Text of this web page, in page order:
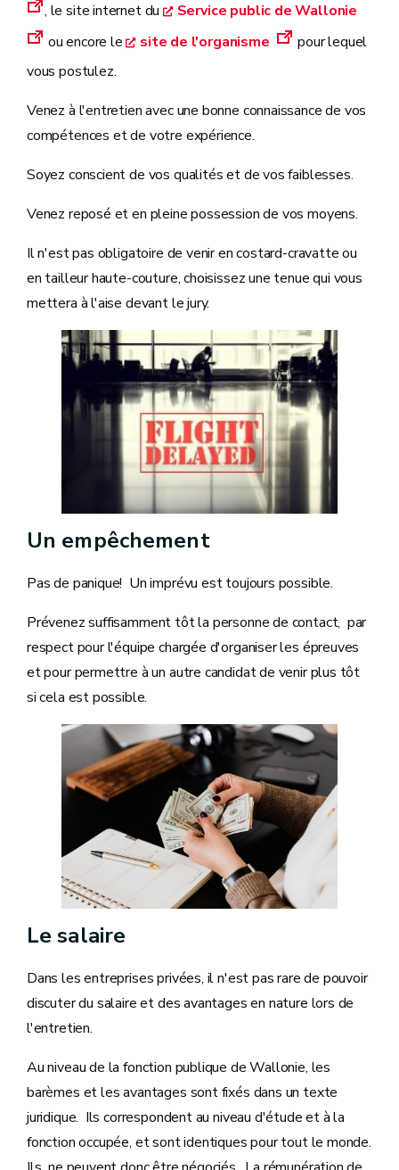
, le site internet du
Service public de Wallonie
ou encore le
site de l'organisme
pour lequel
vous postulez.
Venez à l'entretien avec une bonne connaissance de vos
compétences et de votre expérience.
Soyez conscient de vos qualités et de vos faiblesses.
Venez reposé et en pleine possession de vos moyens.
Il n'est pas obligatoire de venir en costard-cravatte ou
en tailleur haute-couture, choisissez une tenue qui vous
mettera à l'aise devant le jury.
Un empêchement
Pas de panique! Un imprévu est toujours possible.
Prévenez suffisamment tôt la personne de contact, par
respect pour l'équipe chargée d'organiser les épreuves
et pour permettre à un autre candidat de venir plus tôt
si cela est possible.
Le salaire
Dans les entreprises privées, il n'est pas rare de pouvoir
discuter du salaire et des avantages en nature lors de
l'entretien.
Au niveau de la fonction publique de Wallonie, les
barèmes et les avantages sont fixés dans un texte
juridique. Ils correspondent au niveau d'étude et à la
fonction occupée, et sont identiques pour tout le monde.